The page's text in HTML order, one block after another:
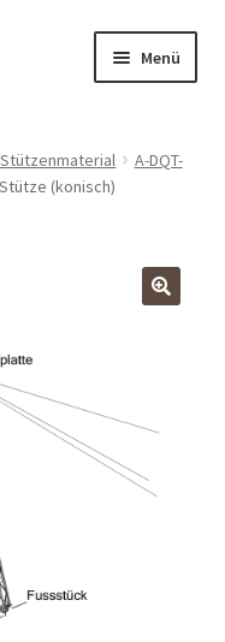
Menü
Stützenmaterial
A-DQT-
(konisch)